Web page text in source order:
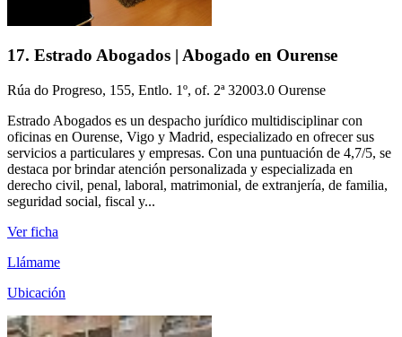
17. Estrado Abogados | Abogado en Ourense
Rúa do Progreso, 155, Entlo. 1º, of. 2ª 32003.0 Ourense
Estrado Abogados es un despacho jurídico multidisciplinar con
oficinas en Ourense, Vigo y Madrid, especializado en ofrecer sus
servicios a particulares y empresas. Con una puntuación de 4,7/5, se
destaca por brindar atención personalizada y especializada en
derecho civil, penal, laboral, matrimonial, de extranjería, de familia,
seguridad social, fiscal y...
Ver ficha
Llámame
Ubicación